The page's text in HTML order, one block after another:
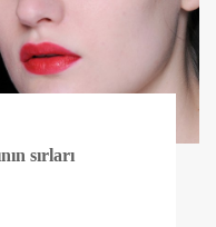
sırları